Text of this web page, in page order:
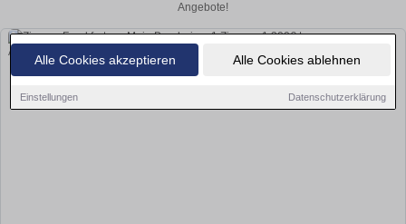
Alle Cookies akzeptieren Alle Cookies ablehnen
Einstellungen Datenschutzerklärung
Angebote!